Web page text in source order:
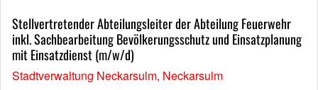
Stellvertretender Abteilungsleiter der Abteilung Feuerwehr
inkl. Sachbearbeitung Bevölkerungsschutz und Einsatzplanung
mit Einsatzdienst (m/w/d)
Stadtverwaltung Neckarsulm, Neckarsulm